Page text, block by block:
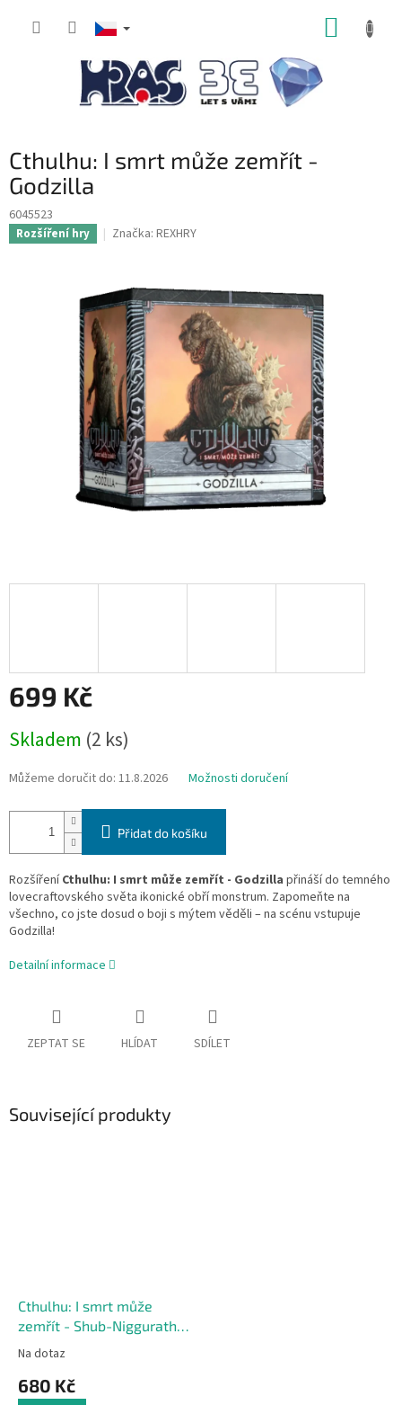
Cthulhu: I smrt může zemřít -
Godzilla
6045523
Rozšíření hry Značka: REXHRY
699 Kč
cena:
Skladem (2 ks)
Můžeme doručit do: 11.8.2026 Možnosti doručení
Přidat do košíku
RozšířeníCthulhu: I smrt může zemřít - Godzilla přináší do temného
lovecraftovského světa ikonické obří monstrum. Zapomeňte na
všechno, co jste dosud o boji s mýtem věděli – na scénu vstupuje
Godzilla!
Detailní informace
ZEPTAT SE HLÍDAT SDÍLET
Související produkty
Cthulhu: I smrt může
zemřít - Shub-Niggurath -
Černá koza z lesů -
Na dotaz
680 Kč